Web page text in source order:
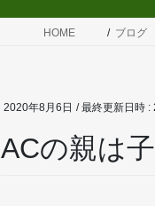
HOME ブログ
2020年8月6日 / 最終更新日時 :
ACの親は